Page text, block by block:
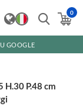
0
GOOGLE
H.30 P.48 cm